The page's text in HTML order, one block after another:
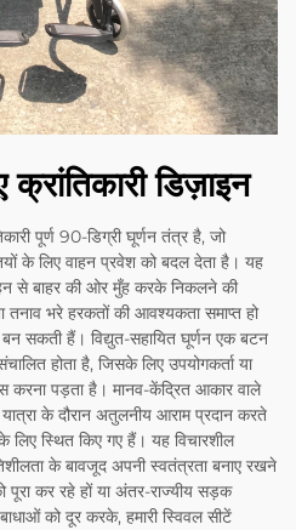
डिज़ाइन
पूर्ण 90-डिग्री घूर्णन तंत्र है, जो
के लिए वाहन प्रवेश को बदल देता है। यह
से बाहर की ओर मुँह करके निकलने की
भरे हरकतों की आवश्यकता समाप्त हो
सकती हैं। विद्युत-सहायित घूर्णन एक बटन
होता है, जिसके लिए उपयोगकर्ता या
करना पड़ता है। मानव-केंद्रित आकार वाले
के दौरान अतुलनीय आराम प्रदान करते
स्थित किए गए हैं। यह विचारशील
के बावजूद अपनी स्वतंत्रता बनाए रखने
पूरा कर रहे हों या अंतर-राज्यीय सड़क
को दूर करके, हमारी स्विवल सीटें